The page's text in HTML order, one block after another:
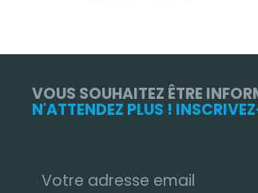
VOUS SOUHAITEZ ÊTRE
N'ATTENDEZ PLUS !